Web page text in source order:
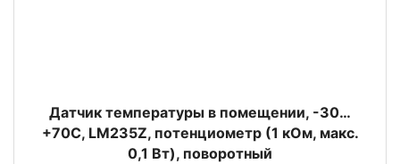
Датчик температуры в помещении, -30…
+70C, LM235Z, потенциометр (1 кОм, макс.
0,1 Вт), поворотный